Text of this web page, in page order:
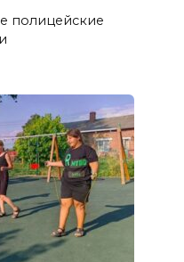
полицейские